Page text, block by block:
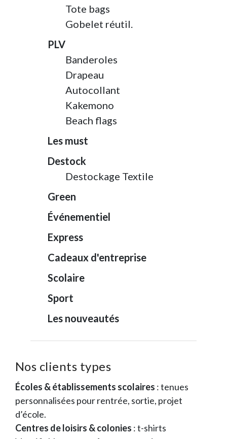
Tote bags
Gobelet réutil.
PLV
Banderoles
Drapeau
Autocollant
Kakemono
Beach flags
Les must
Destock
Destockage Textile
Green
Événementiel
Express
Cadeaux d'entreprise
Scolaire
Sport
Les nouveautés
Nos clients types
Écoles & établissements scolaires : tenues
personnalisées pour rentrée, sortie, projet
d’école.
Centres de loisirs & colonies : t-shirts